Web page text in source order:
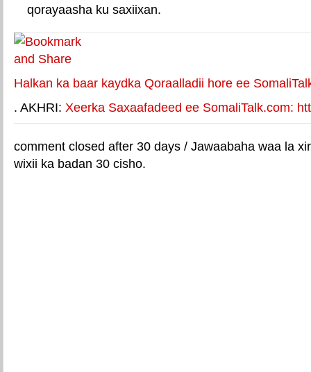
qorayaasha ku saxiixan.
Halkan ka baar kaydka Qoraalladii hore ee
. AKHRI: Xeerka Saxaafadeed ee SomaliTalk.com:
comment closed after 30 days / Jawaabaha waa la
wixii ka badan 30 cisho.